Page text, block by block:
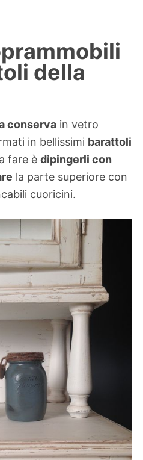
della
conserva in vetro
in bellissimi barattoli
fare è dipingerli con
la parte superiore con
cuoricini.